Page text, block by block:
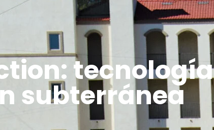
tecnología
subterránea